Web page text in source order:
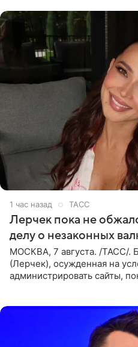
1 час назад ТАСС
Лерчек пока не
делу о незаконных
МОСКВА, 7 августа. /ТАСС/.
(Лерчек), осужденная на
администрировать сайты,